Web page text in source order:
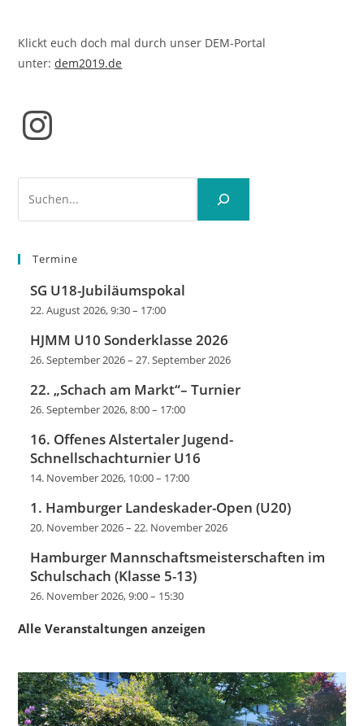
Klickt euch doch mal durch unser DEM-Portal
unter:dem2019.de
Instagram
Termine
SG U18-Jubiläumspokal
22. August 2026, 9:30– 17:00
HJMM U10 Sonderklasse 2026
26. September 2026–27. September 2026
22. „Schach am Markt“– Turnier
26. September 2026, 8:00– 17:00
16. Offenes Alstertaler Jugend-
Schnellschachturnier U16
14. November 2026, 10:00– 17:00
1. Hamburger Landeskader-Open (U20)
20. November 2026–22. November 2026
Hamburger Mannschaftsmeisterschaften im
Schulschach (Klasse 5-13)
26. November 2026, 9:00– 15:30
Alle Veranstaltungen anzeigen